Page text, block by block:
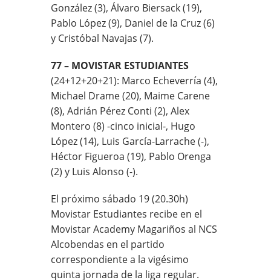
González (3), Álvaro Biersack (19),
Pablo López (9), Daniel de la Cruz (6)
y Cristóbal Navajas (7).
77 – MOVISTAR ESTUDIANTES
(24+12+20+21): Marco Echeverría (4),
Michael Drame (20), Maime Carene
(8), Adrián Pérez Conti (2), Alex
Montero (8) -cinco inicial-, Hugo
López (14), Luis García-Larrache (-),
Héctor Figueroa (19), Pablo Orenga
(2) y Luis Alonso (-).
El próximo sábado 19 (20.30h)
Movistar Estudiantes recibe en el
Movistar Academy Magariños al NCS
Alcobendas en el partido
correspondiente a la vigésimo
quinta jornada de la liga regular.